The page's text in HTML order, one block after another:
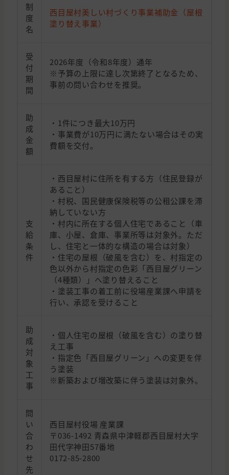
制
度
名
西目屋村美しい村づくり事業補助金（屋根
塗り替え事業）
受
付
期
間
2026年度（令和8年度）通年
※予算の上限に達し次第終了となるため、
事前の問い合わせを推奨。
助
成
金
額
・1件につき最大10万円
・事業費が10万円に満たない場合はその実
費額を交付。
支
給
条
件
・西目屋村に住所を有する方（住民登録が
あること）
・村税、国民健康保険税等の公租公課を滞
納していない方
・村内に所在する個人住宅であること（車
庫、小屋、倉庫、事業所等は対象外。ただ
し、住宅と一体的な構造の場合は対象）
・住宅の屋根（破風を含む）を、村指定の
色以外から村指定の色彩「西目屋グリーン
（4種類）」へ塗り替えること
・塗装工事の着工前に役場産業課へ申請を
行い、承認を受けること
助
成
対
象
工
事
・個人住宅の屋根（破風を含む）の塗り替
え工事
・指定色「西目屋グリーン」への変更を伴
う塗装
※新築および増改築に伴う塗装は対象外。
問
い
合
わ
せ
先
西目屋村役場 産業課
〒036-1492 青森県中津軽郡西目屋村大字
田代字神田57番地
0172-85-2800